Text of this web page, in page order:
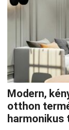
Modern,
otthon
harmonikus